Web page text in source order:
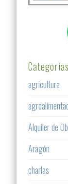
Categorías
agricultura
Alquiler de
Aragón
charlas